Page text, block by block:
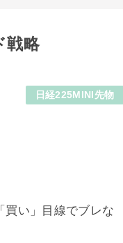
戦略
日経225MINI先物
買い」目線でブレな